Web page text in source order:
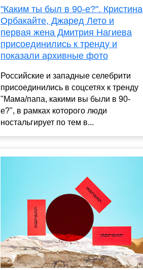
"Каким ты был в 90-е?". Кристина
Орбакайте, Джаред Лето и
первая жена Дмитрия Нагиева
присоединились к тренду и
показали архивные фото
Российские и западные селебрити
присоединились в соцсетях к тренду
"Мама/папа, какими вы были в 90-
е?", в рамках которого люди
ностальгирует по тем в...